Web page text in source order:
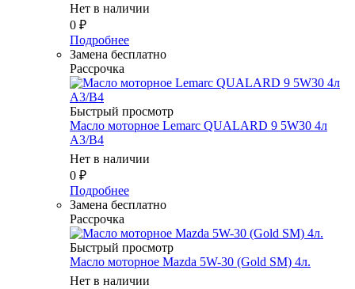
Нет в наличии
0 ₽
Подробнее
Замена бесплатно
Рассрочка
Быстрый просмотр
Масло мотоpное Lemarc QUALARD 9 5W30 4л
A3/B4
Нет в наличии
0 ₽
Подробнее
Замена бесплатно
Рассрочка
Быстрый просмотр
Масло мотоpное Mazda 5W-30 (Gold SM) 4л.
Нет в наличии